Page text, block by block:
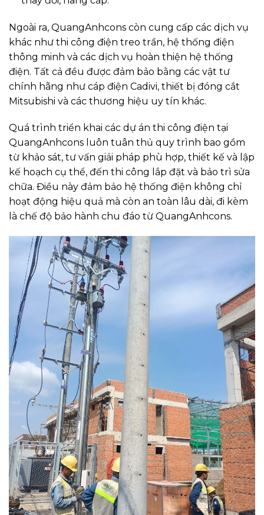
Ngoài ra, QuangAnhcons còn cung cấp các dịch vụ
khác như thi công điện treo trần, hệ thống điện
thông minh và các dịch vụ hoàn thiện hệ thống
điện. Tất cả đều được đảm bảo bằng các vật tư
chính hãng như cáp điện Cadivi, thiết bị đóng cắt
Mitsubishi và các thương hiệu uy tín khác.
Quá trình triển khai các dự án thi công điện tại
QuangAnhcons luôn tuân thủ quy trình bao gồm
từ khảo sát, tư vấn giải pháp phù hợp, thiết kế và lập
kế hoạch cụ thể, đến thi công lắp đặt và bảo trì sửa
chữa. Điều này đảm bảo hệ thống điện không chỉ
hoạt động hiệu quả mà còn an toàn lâu dài, đi kèm
là chế độ bảo hành chu đáo từ QuangAnhcons.